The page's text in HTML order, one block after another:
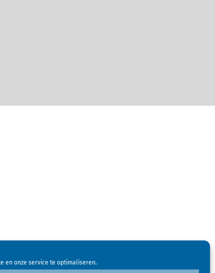
en onze service te optimaliseren.